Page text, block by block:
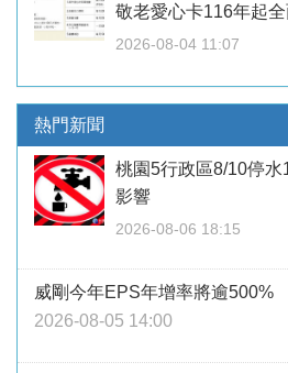
敬老愛心卡116年起
2026-08-04 11:07
熱門新聞
桃園5行政區8/10停
影響
2026-08-06 18:15
威剛今年EPS年增率將逾500%
2026-08-05 14:00